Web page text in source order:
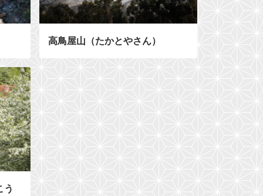
高鳥屋山（たかとやさん）
う